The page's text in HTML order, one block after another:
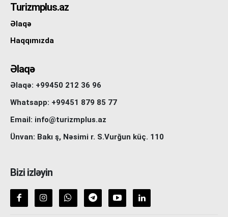
Turizmplus.az
Əlaqə
Haqqımızda
Əlaqə
Əlaqə: +99450 212 36 96
Whatsapp: +99451 879 85 77
Email: info@turizmplus.az
Ünvan: Bakı ş, Nəsimi r. S.Vurğun küç. 110
Bizi izləyin